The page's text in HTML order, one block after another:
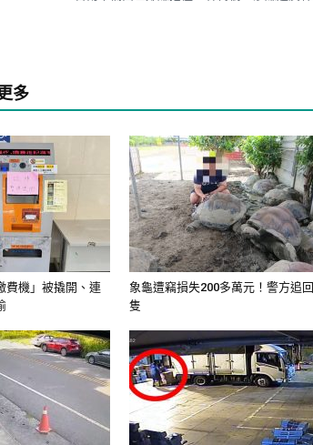
多
費機」被撬開、連
象龜遭竊損失200多萬元！警方追
隻